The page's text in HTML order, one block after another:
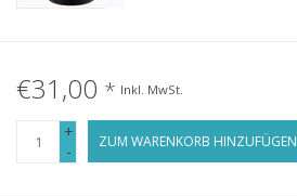
€31,00 * Inkl. MwSt.
+
-
ZUM WARENKORB HINZUFÜGEN